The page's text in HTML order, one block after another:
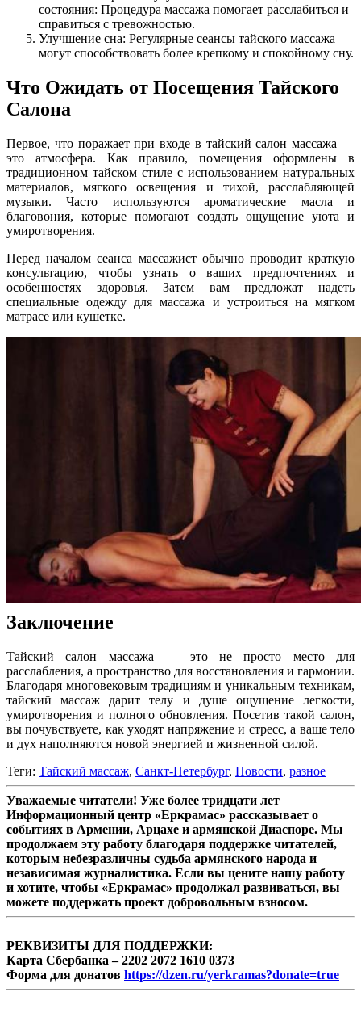
состояния: Процедура массажа помогает расслабиться и
справиться с тревожностью.
Улучшение сна: Регулярные сеансы тайского массажа
могут способствовать более крепкому и спокойному сну.
Что Ожидать от Посещения Тайского
Салона
Первое, что поражает при входе в тайский салон массажа —
это атмосфера. Как правило, помещения оформлены в
традиционном тайском стиле с использованием натуральных
материалов, мягкого освещения и тихой, расслабляющей
музыки. Часто используются ароматические масла и
благовония, которые помогают создать ощущение уюта и
умиротворения.
Перед началом сеанса массажист обычно проводит краткую
консультацию, чтобы узнать о ваших предпочтениях и
особенностях здоровья. Затем вам предложат надеть
специальные одежду для массажа и устроиться на мягком
матрасе или кушетке.
Заключение
Тайский салон массажа — это не просто место для
расслабления, а пространство для восстановления и гармонии.
Благодаря многовековым традициям и уникальным техникам,
тайский массаж дарит телу и душе ощущение легкости,
умиротворения и полного обновления. Посетив такой салон,
вы почувствуете, как уходят напряжение и стресс, а ваше тело
и дух наполняются новой энергией и жизненной силой.
Теги: Тайский массаж, Санкт-Петербург, Новости, разное
Уважаемые читатели! Уже более тридцати лет
Информационный центр «Еркрамас» рассказывает о
событиях в Армении, Арцахе и армянской Диаспоре. Мы
продолжаем эту работу благодаря поддержке читателей,
которым небезразличны судьба армянского народа и
независимая журналистика. Если вы цените нашу работу
и хотите, чтобы «Еркрамас» продолжал развиваться, вы
можете поддержать проект добровольным взносом.
РЕКВИЗИТЫ ДЛЯ ПОДДЕРЖКИ:
Карта Сбербанка – 2202 2072 1610 0373
Форма для донатов https://dzen.ru/yerkramas?donate=true